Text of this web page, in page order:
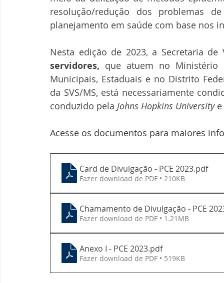
resolução/redução dos problemas
planejamento em saúde com base nos
Nesta edição de 2023, a Secretaria
servidores, que atuem no Ministério
Municipais, Estaduais e no Distrito
da SVS/MS, está necessariamente
conduzido pela Johns Hopkins University e
Acesse os documentos para maiores
Card de Divulgação - PCE 2023.pdf
Fazer download de PDF • 210KB
Chamamento de Divulgação - PCE
Fazer download de PDF • 1.21MB
Anexo I - PCE 2023.pdf
Fazer download de PDF • 519KB